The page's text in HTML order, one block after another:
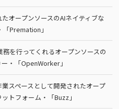
オープンソースのAIネイティブな
Premation」
を行ってくれるオープンソースの
・「OpenWorker」
スペースとして開発されたオープ
トフォーム・「Buzz」